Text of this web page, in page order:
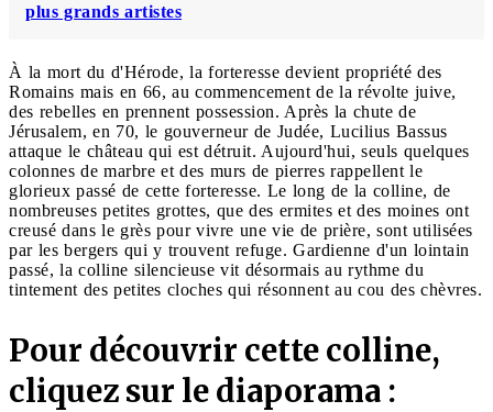
plus grands artistes
À la mort du d'Hérode, la forteresse devient propriété des
Romains mais en 66, au commencement de la révolte juive,
des rebelles en prennent possession. Après la chute de
Jérusalem, en 70, le gouverneur de Judée, Lucilius Bassus
attaque le château qui est détruit. Aujourd'hui, seuls quelques
colonnes de marbre et des murs de pierres rappellent le
glorieux passé de cette forteresse. Le long de la colline, de
nombreuses petites grottes, que des ermites et des moines ont
creusé dans le grès pour vivre une vie de prière, sont utilisées
par les bergers qui y trouvent refuge. Gardienne d'un lointain
passé, la colline silencieuse vit désormais au rythme du
tintement des petites cloches qui résonnent au cou des chèvres.
Pour découvrir cette colline,
cliquez sur le diaporama :